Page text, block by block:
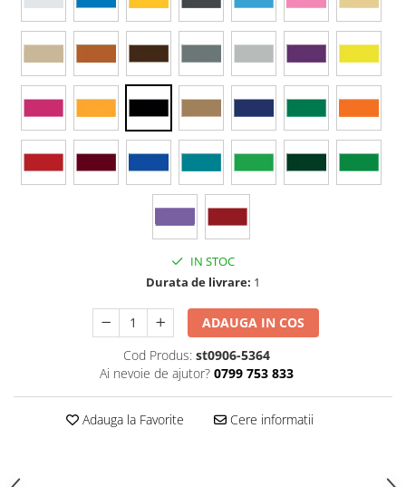
Stickere Walplus ™
Alte desene
Animale
Baby on board
Florale
Stickere cu efect 3D
Stickere tip tablou
IN STOC
Durata de livrare: 1
ADAUGA IN COS
Cod Produs: st0906-5364
Ai nevoie de ajutor? 0799 753 833
Adauga la Favorite Cere informatii